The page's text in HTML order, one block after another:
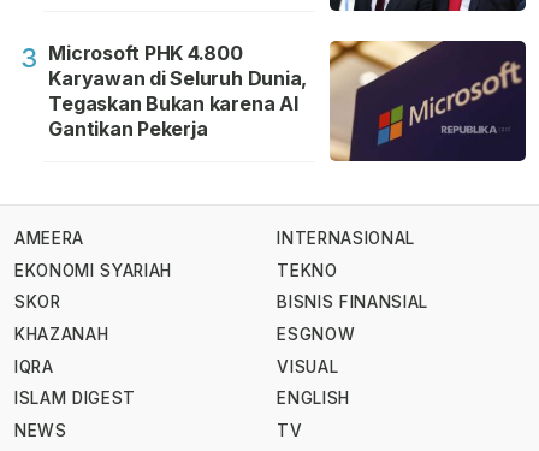
3 Microsoft PHK 4.800
Karyawan di Seluruh Dunia,
Tegaskan Bukan karena AI
Gantikan Pekerja
AMEERA
EKONOMI SYARIAH
SKOR
KHAZANAH
IQRA
ISLAM DIGEST
NEWS
INTERNASIONAL
TEKNO
BISNIS FINANSIAL
ESGNOW
VISUAL
ENGLISH
TV